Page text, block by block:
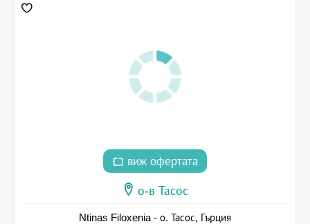
виж офертата
о-в Тасос
Ntinas Filoxenia - о. Тасос, Гърция